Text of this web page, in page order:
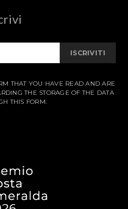
ISCRIVITI
THAT YOU HAVE READ AND ARE
THE STORAGE OF THE DATA
THIS FORM.